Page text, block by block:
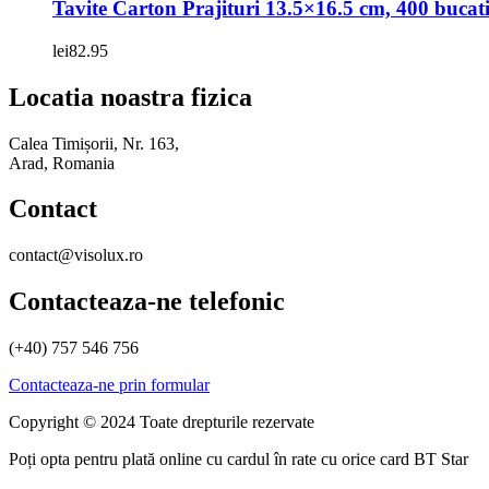
Tavite Carton Prajituri 13.5×16.5 cm, 400
lei82.95
Locatia noastra fizica
Calea Timișorii, Nr. 163,
Arad, Romania
Contact
contact@visolux.ro
Contacteaza-ne telefonic
(+40) 757 546 756
Contacteaza-ne prin formular
Copyright © 2024 Toate drepturile rezervate
Poți opta pentru plată online cu cardul în rate cu orice card BT Star